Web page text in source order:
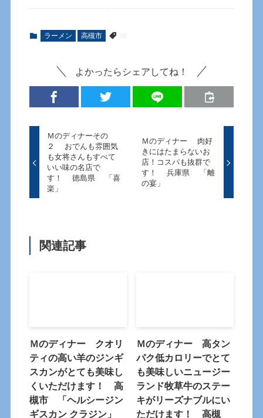
ラーメン 高槻市
よかったらシェアしてね！
Ｍのディナーその
２ おでんも雰囲気
も女将さんもすべて
いい味の名店で
す！ 徳島県 「喜
楽」
Ｍのディナー 肉好
きにはたまらないお
店！コスパも抜群で
す！ 兵庫県 「離
の宴」
関連記事
Ｍのディナー クオリ
ティの高い羊のジンギ
スカンがとても美味し
くいただけます！ 高
槻市 「ヘルシージン
ギスカン クラジン」
Ｍのディナー 高タン
パク低カロリーでとて
も美味しいニュージー
ランド牧草牛のステー
キがリーズナブルにい
ただけます！ 高槻